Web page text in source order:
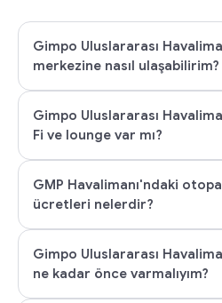
Gimpo Uluslararası
merkezine nasıl ulaşabilirim?
Gimpo Uluslararası
Fi ve lounge var mı?
GMP Havalimanı'ndaki
ücretleri nelerdir?
Gimpo Uluslararası
ne kadar önce varmalıyım?